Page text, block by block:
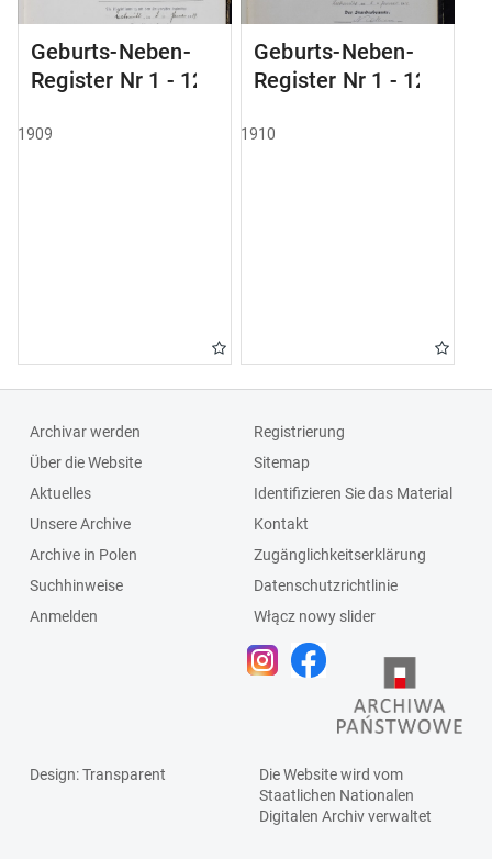
Geburts-Neben-
Register Nr 1 - 124
1909
Geburts-Neben-
Register Nr 1 - 123
1910
Archivar werden
Über die Website
Aktuelles
Unsere Archive
Archive in Polen
Suchhinweise
Anmelden
Registrierung
Sitemap
Identifizieren Sie das Material
Kontakt
Zugänglichkeitserklärung
Datenschutzrichtlinie
Włącz nowy slider
Design: Transparent
Die Website wird vom
Staatlichen Nationalen
Digitalen Archivverwaltet